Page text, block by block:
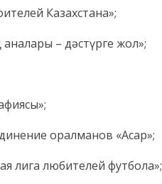
Казахстана»;
– дәстүрге жол»;
оралманов «Асар»;
лига любителей футбола»;